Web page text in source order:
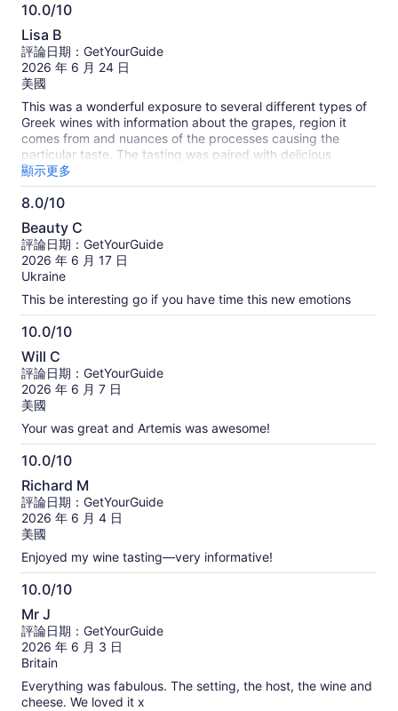
10.0/10
10.0
分，
滿
分
10
分
Lisa B
評論日期：GetYourGuide
2026 年 6 月 24 日
美國
This was a wonderful exposure to several different types of
Greek wines with information about the grapes, region it
comes from and nuances of the processes causing the
particular taste. The tasting was paired with delicious
cheeses. Our guide was very knowledgable and extremely
informative making this a very enjoyable event. It is well
worth the time and money!
顯示更多
8.0/10
8.0
分，
滿
分
10
分
Beauty C
評論日期：GetYourGuide
2026 年 6 月 17 日
Ukraine
This be interesting go if you have time this new emotions
10.0/10
10.0
分，
滿
分
10
分
Will C
評論日期：GetYourGuide
2026 年 6 月 7 日
美國
Your was great and Artemis was awesome!
10.0/10
10.0
分，
滿
分
10
分
Richard M
評論日期：GetYourGuide
2026 年 6 月 4 日
美國
Enjoyed my wine tasting—very informative!
10.0/10
10.0
分，
滿
分
10
分
Mr J
評論日期：GetYourGuide
2026 年 6 月 3 日
Britain
Everything was fabulous. The setting, the host, the wine and
cheese. We loved it x